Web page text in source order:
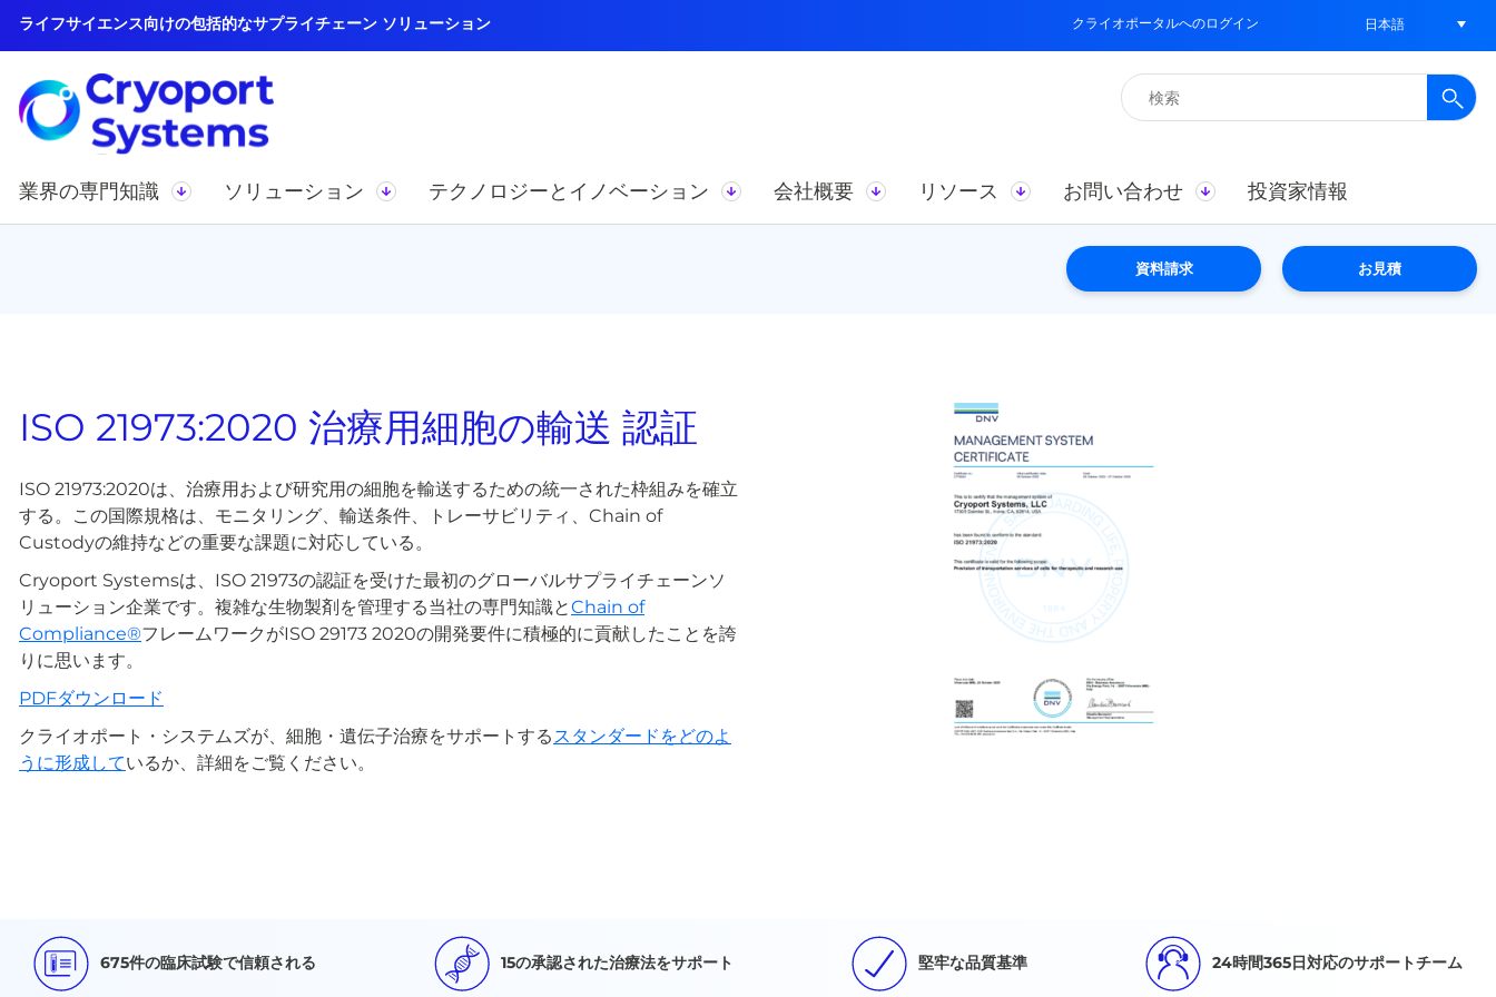
ライフサイエンス向けの包括的なサプライチェーン ソリューション クライオポータルへのログイン 日本語
検
索:
業界の専門知識 ソリューション テクノロジーとイノベーション 会社概要 リソース お問い合わせ 投資家情報
資料請求 お見積
ISO 21973:2020 治療用細胞の輸送 認証
ISO 21973:2020は、治療用および研究用の細胞を輸送するための統一された枠組みを確立
する。この国際規格は、モニタリング、輸送条件、トレーサビリティ、Chain of
Custodyの維持などの重要な課題に対応している。
Cryoport Systemsは、ISO 21973の認証を受けた最初のグローバルサプライチェーンソ
リューション企業です。複雑な生物製剤を管理する当社の専門知識とChain of
Compliance®フレームワークがISO 29173 2020の開発要件に積極的に貢献したことを誇
りに思います。
PDFダウンロード
クライオポート・システムズが、細胞・遺伝子治療をサポートするスタンダードをどのよ
うに形成しているか、詳細をご覧ください。
675件の臨床試験で信頼される 15の承認された治療法をサポート 堅牢な品質基準 24時間365日対応のサポートチーム